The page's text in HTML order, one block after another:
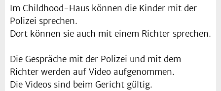
Im Childhood-Haus können die Kinder mit der
Polizei sprechen.
Dort können sie auch mit einem Richter sprechen.
Die Gespräche mit der Polizei und mit dem
Richter werden auf Video aufgenommen.
Die Videos sind beim Gericht gültig.